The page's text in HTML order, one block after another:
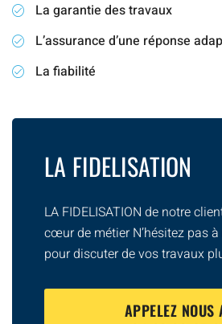
La garantie des travaux
L’assurance d’une réponse
La fiabilité
LA FIDELISATION
LA FIDELISATION de notre
cœur de métier N’hésitez pas
pour discuter de vos travaux
APPELEZ NOUS